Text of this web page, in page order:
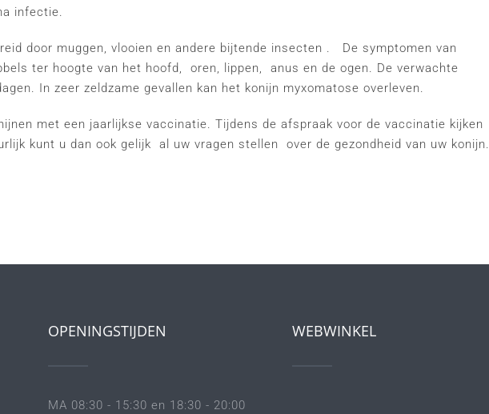
infectie.
door muggen, vlooien en andere bijtende insecten . De symptomen van
ter hoogte van het hoofd, oren, lippen, anus en de ogen. De verwachte
In zeer zeldzame gevallen kan het konijn myxomatose overleven.
met een jaarlijkse vaccinatie. Tijdens de afspraak voor de vaccinatie kijken
kunt u dan ook gelijk al uw vragen stellen over de gezondheid van uw konijn.
OPENINGSTIJDEN
MA 08:30 - 15:30 en 18:30 - 20:00
WEBWINKEL